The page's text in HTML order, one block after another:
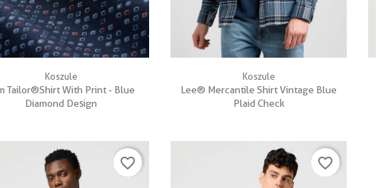
Szybki podgląd
Koszule
Tailor®Shirt With Print - Blue
Diamond Design
Szybki podgląd
Koszule
Lee® Mercantile Shirt Vintage Blue
Plaid Check
favorite_border favorite_border